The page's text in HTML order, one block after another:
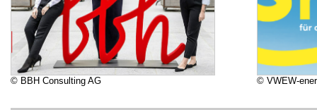
© BBH Consulting AG © VWEW-